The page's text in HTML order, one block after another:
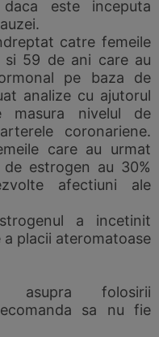
este inceputa
catre femeile
59 de ani care au
pe baza de
analize cu ajutorul
masura nivelul de
coronariene.
care au urmat
estrogen au 30%
afectiuni ale
a incetinit
placii ateromatoase
asupra folosirii
sa nu fie